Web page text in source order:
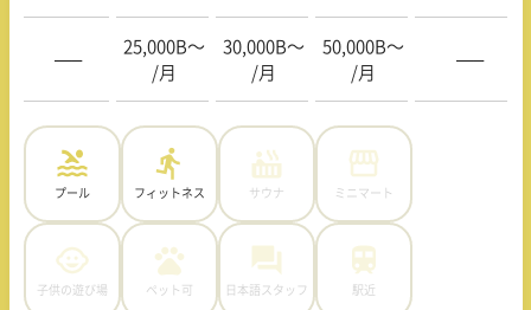
—–
25,000B〜
/月
30,000B〜
/月
50,000B〜
/月
—–
プール フィットネス サウナ ミニマート
子供の遊び場 ペット可 日本語スタッフ 駅近